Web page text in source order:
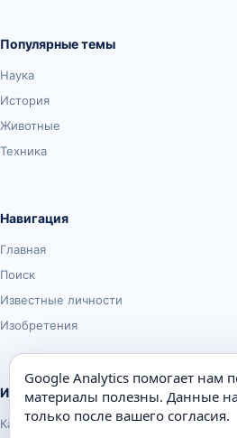
Популярные темы
Наука
История
Животные
Техника
Навигация
Главная
Поиск
Известные личности
Изобретения
Информация
Карта сайта
Google Analytics помогает нам
материалы полезны. Данные
только после вашего согласия.